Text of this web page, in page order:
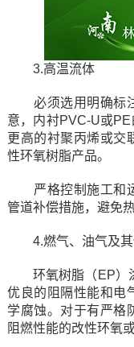
3.高温流体
必须选用明确标注
意，内衬PVC-U或
更高的衬聚丙烯或交
性环氧树脂产品。
严格控制施工和运
管道补偿措施，避免
4.燃气、油气及其
环氧树脂（EP）涂
优良的阻隔性能和电
学腐蚀。对于有严格
阻燃性能的改性环氧